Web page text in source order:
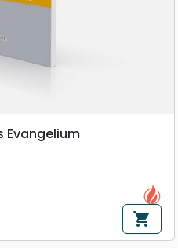
Evangelium
shopping_cart